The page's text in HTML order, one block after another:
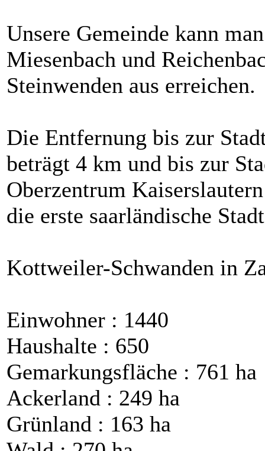
Unsere Gemeinde kann
Miesenbach und
Steinwenden aus erreichen.
Die Entfernung bis zur
beträgt 4 km und bis zur
Oberzentrum
die erste saarländische
Kottweiler-Schwanden in
Einwohner : 1440
Haushalte : 650
Gemarkungsfläche : 761 ha
Ackerland : 249 ha
Grünland : 163 ha